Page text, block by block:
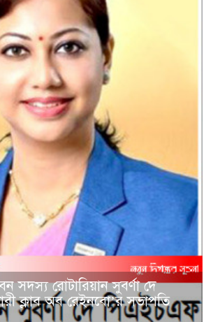
সদস্য রোটারিয়ান সুবর্ণা দে
ক্লাব অব রেইনবো’র সভাপতি